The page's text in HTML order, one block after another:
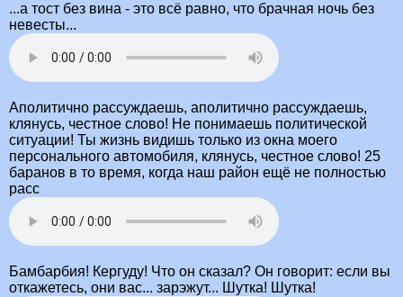
...а тост без вина - это всё равно, что брачная ночь без
невесты...
Аполитично рассуждаешь, аполитично рассуждаешь,
клянусь, честное слово! Не понимаешь политической
ситуации! Ты жизнь видишь только из окна моего
персонального автомобиля, клянусь, честное слово! 25
баранов в то время, когда наш район ещё не полностью
расс
Бамбарбия! Кергуду! Что он сказал? Он говорит: если вы
откажетесь, они вас... зарэжут... Шутка! Шутка!